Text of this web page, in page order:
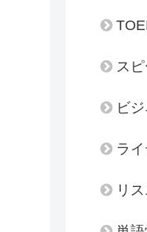
ス
ビ
ラ
リ